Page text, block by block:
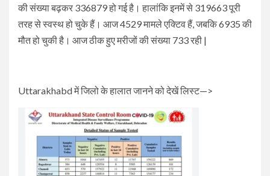
की संख्या बढ़कर 336879 हो गई है। हालांकि इनमें से 319663 पूरी
तरह से स्वस्थ हो चुके हैं। आज 4529 मामले एक्टिव हैं, जबकि 6935 की
मौत हो चुकी है। आज ठीक हुए मरीजों की संख्या 733 रही |
Uttarakhabd में जिलो के हालात जानने को देखें लिस्ट—>